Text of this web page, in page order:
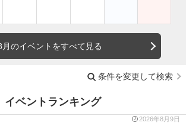
月のイベントをすべて見る
条件を変更して検索
イベントランキング
2026年8月9日